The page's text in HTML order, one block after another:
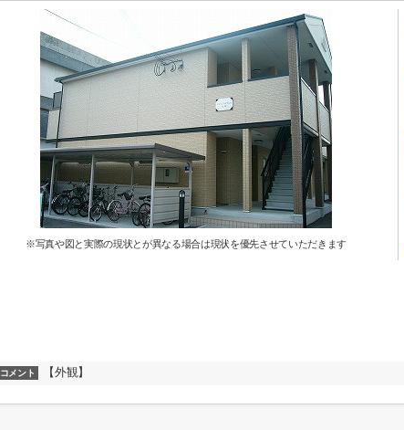
※写真や図と実際の現状とが異なる場合は現状を優先させていただきます
コメント 【外観】